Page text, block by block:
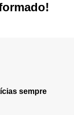
sempre